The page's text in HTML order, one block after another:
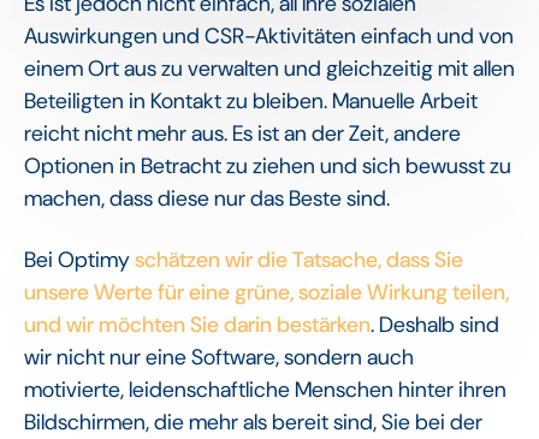
Auswirkungen und CSR-Aktivitäten einfach und von
einem Ort aus zu verwalten und gleichzeitig mit allen
Beteiligten in Kontakt zu bleiben. Manuelle Arbeit
reicht nicht mehr aus. Es ist an der Zeit, andere
Optionen in Betracht zu ziehen und sich bewusst zu
machen, dass diese nur das Beste sind.
Bei Optimyschätzen wir die Tatsache, dass Sie
unsere Werte für eine grüne, soziale Wirkung teilen,
und wir möchten Sie darin bestärken. Deshalb sind
wir nicht nur eine Software, sondern auch
motivierte, leidenschaftliche Menschen hinter ihren
Bildschirmen, die mehr als bereit sind, Sie bei der